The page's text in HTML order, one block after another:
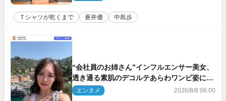
Ｔシャツが乾くまで 蒼井優 中島歩
“会社員のお姉さん”インフルエンサー美女、
透き通る素肌のデコルテあらわワンピ姿に反
響エンタメ 2026/8/8 06:00